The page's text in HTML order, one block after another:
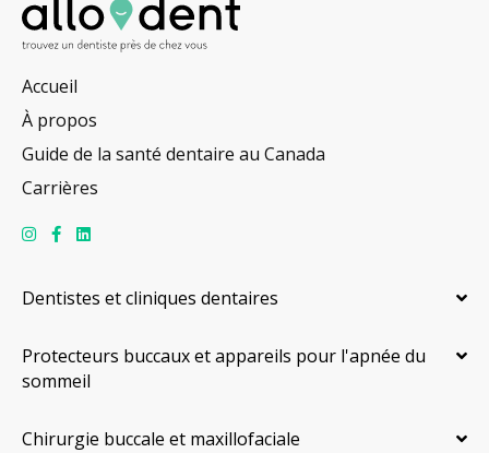
Accueil
À propos
Guide de la santé dentaire au Canada
Carrières
Dentistes et cliniques dentaires
Protecteurs buccaux et appareils pour l'apnée du
sommeil
Chirurgie buccale et maxillofaciale